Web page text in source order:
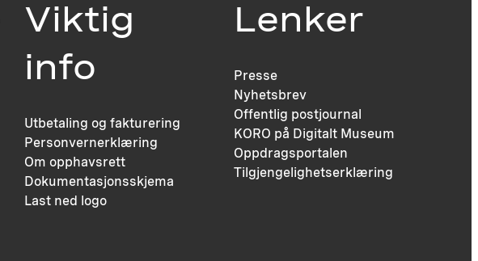
Viktig
info
Utbetaling og fakturering
Personvernerklæring
Om opphavsrett
Dokumentasjonsskjema
Last ned logo
Lenker
Presse
Nyhetsbrev
Offentlig postjournal
KORO på Digitalt Museum
Oppdragsportalen
Tilgjengelighetserklæring